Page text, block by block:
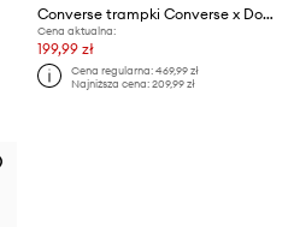
Converse trampki Converse x Doraemon Chuck 70
Cena aktualna:
199,99 zł
Cena regularna:469,99 zł
Najniższa cena:209,99 zł